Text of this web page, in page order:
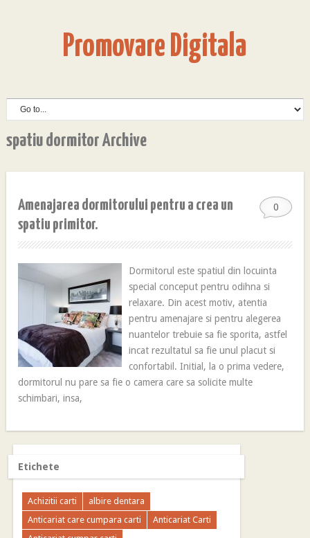
Promovare Digitala
spatiu dormitor Archive
0
Amenajarea dormitorului pentru a crea un
spatiu primitor.
Dormitorul este spatiul din locuinta
special conceput pentru odihna si
relaxare. Din acest motiv, atentia
pentru amenajare si pentru alegerea
nuantelor trebuie sa fie sporita, astfel
incat rezultatul sa fie unul placut si
confortabil. Initial, la o prima vedere,
dormitorul nu pare sa fie o camera care sa solicite multe
schimbari, insa,
Etichete
Achizitii carti
albire dentara
Anticariat care cumpara carti
Anticariat Carti